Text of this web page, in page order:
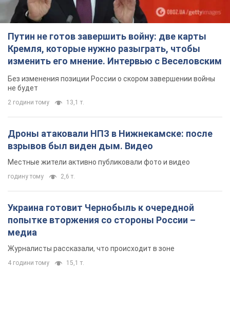
Путин не готов завершить войну: две карты
Кремля, которые нужно разыграть, чтобы
изменить его мнение. Интервью с Веселовским
Без изменения позиции России о скором завершении войны
не будет
2 години тому 13,1 т.
Дроны атаковали НПЗ в Нижнекамске: после
взрывов был виден дым. Видео
Местные жители активно публиковали фото и видео
годину тому 2,6 т.
Украина готовит Чернобыль к очередной
попытке вторжения со стороны России –
медиа
Журналисты рассказали, что происходит в зоне
4 години тому 15,1 т.